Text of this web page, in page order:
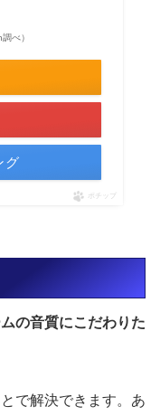
べ）
グ
ポチップ
の音質にこだわりた
で解決できます。あ